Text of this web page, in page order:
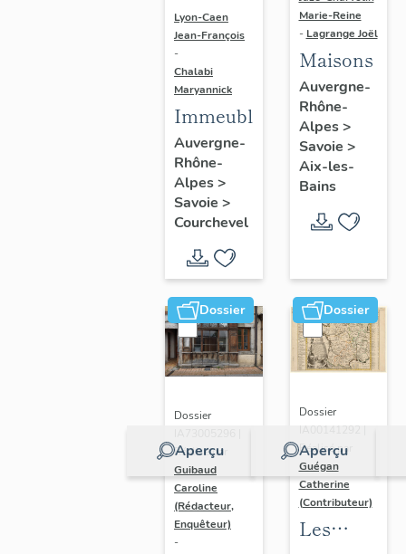
Lyon-Caen
Jean-François
-
Chalabi
Maryannick
Immeubles
Auvergne-
Rhône-
Alpes>
Savoie >
Courchevel
Marie-Reine
- Lagrange Joël
Maisons
Auvergne-
Rhône-
Alpes>
Savoie >
Aix-les-
Bains
Dossier
Aperçu
Dossier
Réalisé par
Guibaud
Caroline
(Rédacteur,
Enquêteur)
-
Dossier
Aperçu
Dossier
IA00141292 |
Réalisé par
Guégan
Catherine
(Contributeur)
Les